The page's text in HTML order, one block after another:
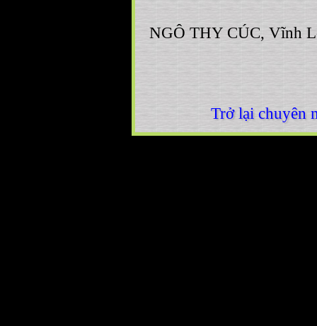
NGÔ THY CÚC, Vĩnh
Trở lại chuyên